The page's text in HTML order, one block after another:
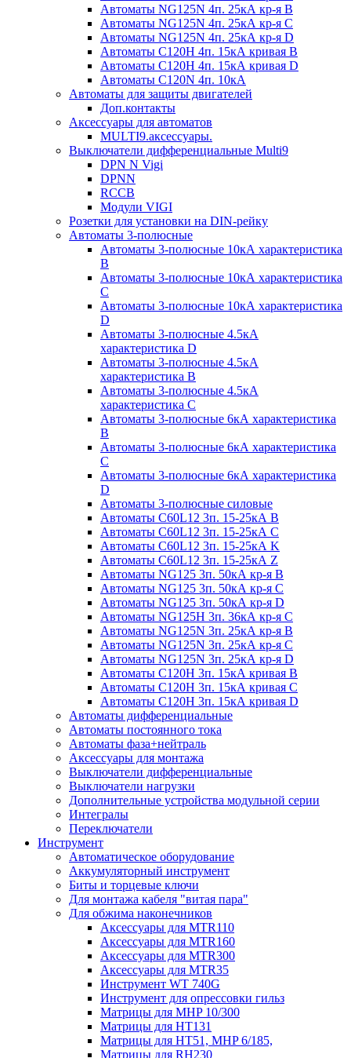
Автоматы NG125N 4п. 25кА кр-я B
Автоматы NG125N 4п. 25кА кр-я C
Автоматы NG125N 4п. 25кА кр-я D
Автоматы С120H 4п. 15кА кривая B
Автоматы С120H 4п. 15кА кривая D
Автоматы С120N 4п. 10кА
Автоматы для защиты двигателей
Доп.контакты
Аксессуары для автоматов
MULTI9.аксессуары.
Выключатели дифференциальные Multi9
DPN N Vigi
DPNN
RCCB
Модули VIGI
Розетки для установки на DIN-рейку
Автоматы 3-полюсные
Автоматы 3-полюсные 10кА характеристика
B
Автоматы 3-полюсные 10кА характеристика
C
Автоматы 3-полюсные 10кА характеристика
D
Автоматы 3-полюсные 4.5кА
характеристика D
Автоматы 3-полюсные 4.5кА
характеристика В
Автоматы 3-полюсные 4.5кА
характеристика С
Автоматы 3-полюсные 6кА характеристика
B
Автоматы 3-полюсные 6кА характеристика
C
Автоматы 3-полюсные 6кА характеристика
D
Автоматы 3-полюсные силовые
Автоматы C60L12 3п. 15-25кА B
Автоматы C60L12 3п. 15-25кА C
Автоматы C60L12 3п. 15-25кА K
Автоматы C60L12 3п. 15-25кА Z
Автоматы NG125 3п. 50кА кр-я B
Автоматы NG125 3п. 50кА кр-я C
Автоматы NG125 3п. 50кА кр-я D
Автоматы NG125H 3п. 36кА кр-я C
Автоматы NG125N 3п. 25кА кр-я B
Автоматы NG125N 3п. 25кА кр-я C
Автоматы NG125N 3п. 25кА кр-я D
Автоматы С120Н 3п. 15кА кривая B
Автоматы С120Н 3п. 15кА кривая C
Автоматы С120Н 3п. 15кА кривая D
Автоматы дифференциальные
Автоматы постоянного тока
Автоматы фаза+нейтраль
Аксессуары для монтажа
Выключатели дифференциальные
Выключатели нагрузки
Дополнительные устройства модульной серии
Интегралы
Переключатели
Инструмент
Автоматическое оборудование
Аккумуляторный инструмент
Биты и торцевые ключи
Для монтажа кабеля "витая пара"
Для обжима наконечников
Аксессуары для MTR110
Аксессуары для MTR160
Аксессуары для MTR300
Аксессуары для MTR35
Инструмент WT 740G
Инструмент для опрессовки гильз
Матрицы для MHP 10/300
Матрицы для НТ131
Матрицы для НТ51, MHP 6/185,
Матрицы для RH230